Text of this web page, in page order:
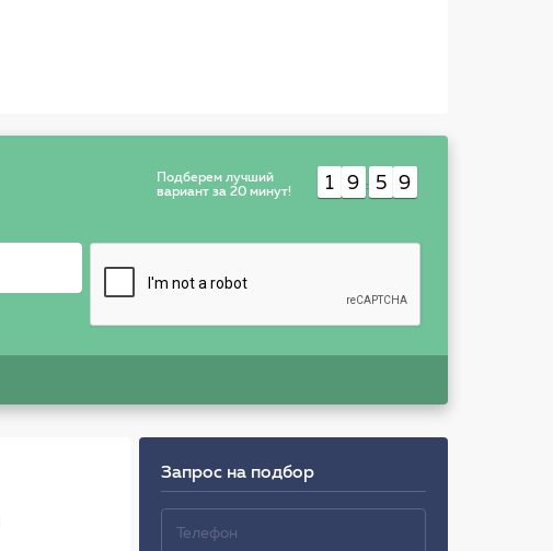
Подберем лучший
вариант за 20 минут!
1 9 : 5 9
Запрос на подбор